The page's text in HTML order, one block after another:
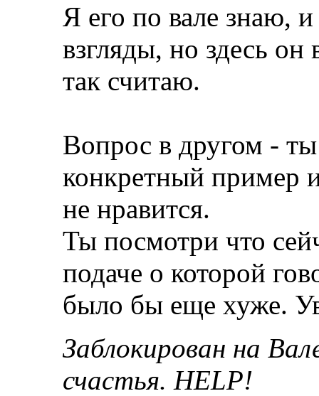
Я его по вале знаю,
взгляды, но здесь
так считаю.
Вопрос в другом -
конкретный пример
не нравится.
Ты посмотри что
подаче о которой
было бы еще хуже.
Заблокирован на
счастья. HELP!